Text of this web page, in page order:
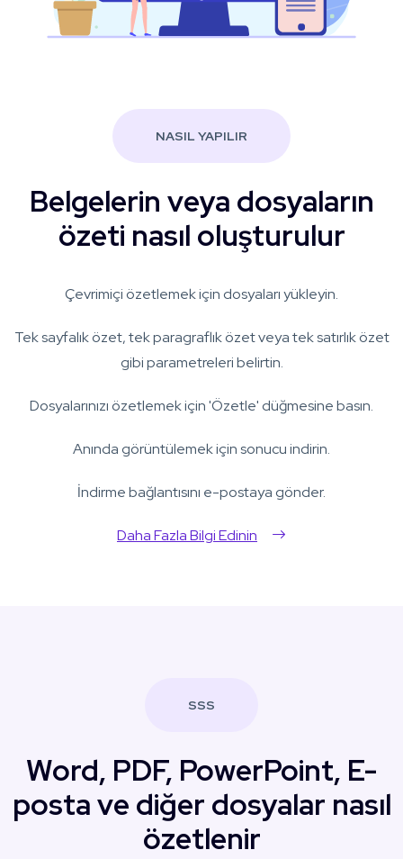
NASIL YAPILIR
Belgelerin veya dosyaların
özeti nasıl oluşturulur
Çevrimiçi özetlemek için dosyaları yükleyin.
Tek sayfalık özet, tek paragraflık özet veya tek satırlık özet
gibi parametreleri belirtin.
Dosyalarınızı özetlemek için 'Özetle' düğmesine basın.
Anında görüntülemek için sonucu indirin.
İndirme bağlantısını e-postaya gönder.
Daha Fazla Bilgi Edinin
SSS
Word, PDF, PowerPoint, E-
posta ve diğer dosyalar nasıl
özetlenir